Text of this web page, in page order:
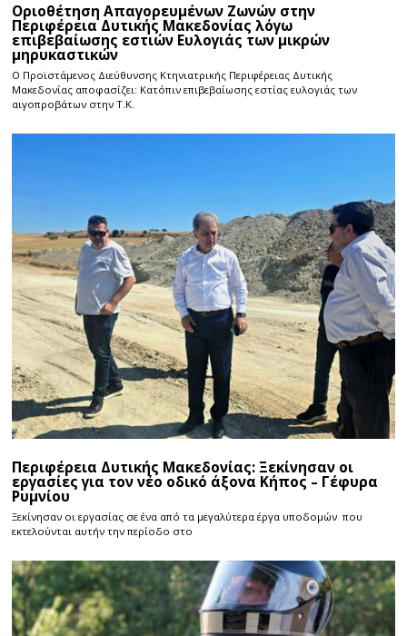
Οριοθέτηση Απαγορευμένων Ζωνών στην
Περιφέρεια Δυτικής Μακεδονίας λόγω
επιβεβαίωσης εστιών Ευλογιάς των μικρών
μηρυκαστικών
Ο Προϊστάμενος Διεύθυνσης Κτηνιατρικής Περιφέρειας Δυτικής
Μακεδονίας αποφασίζει: Κατόπιν επιβεβαίωσης εστίας ευλογιάς των
αιγοπροβάτων στην Τ.Κ.
Περιφέρεια Δυτικής Μακεδονίας: Ξεκίνησαν οι
εργασίες για τον νέο οδικό άξονα Κήπος – Γέφυρα
Ρυμνίου
Ξεκίνησαν οι εργασίας σε ένα από τα μεγαλύτερα έργα υποδομών που
εκτελούνται αυτήν την περίοδο στο